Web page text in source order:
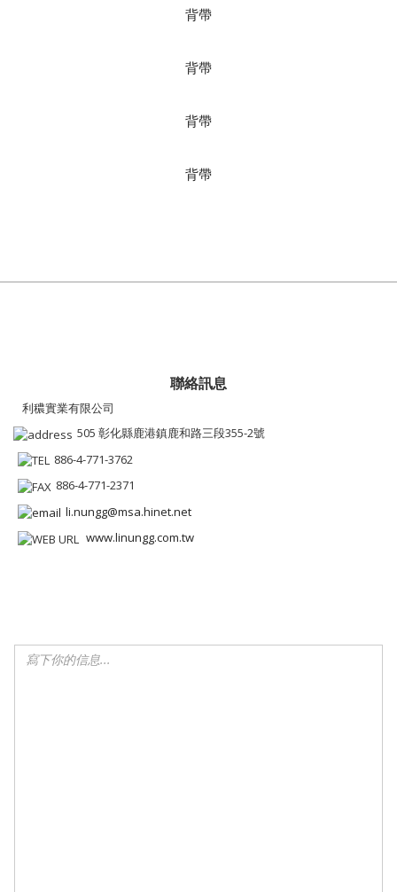
背帶
背帶
背帶
背帶
聯絡訊息
利穠實業有限公司
505 彰化縣鹿港鎮鹿和路三段355-2號
886-4-771-3762
886-4-771-2371
li.nungg@msa.hinet.net
www.linungg.com.tw